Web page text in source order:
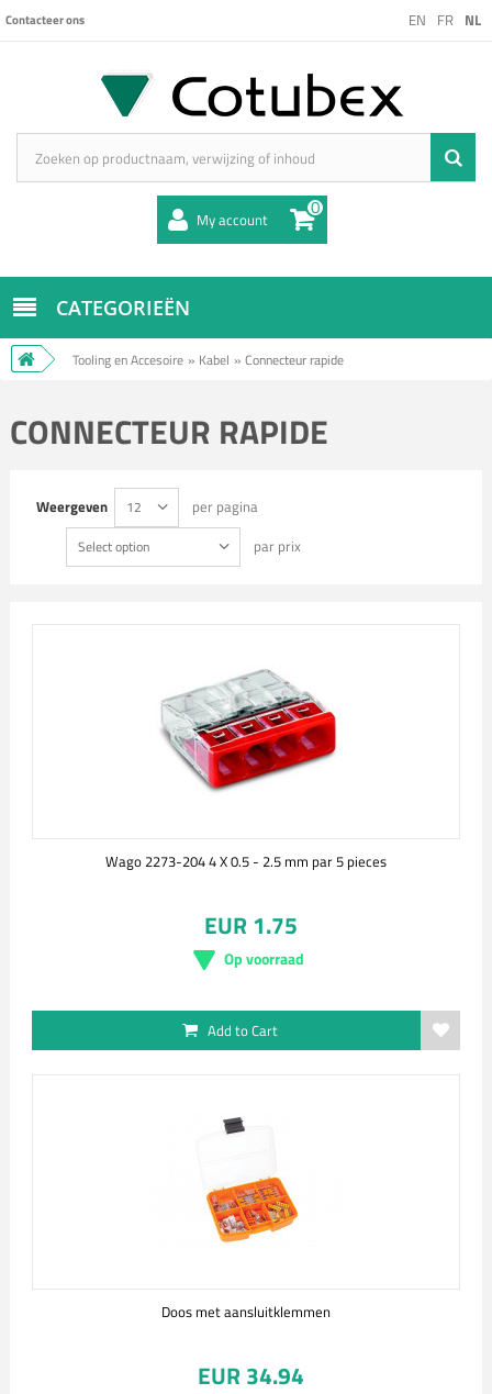
EN FR NL
Contacteer ons
My account 0
CATEGORIEËN
Tooling en Accesoire » Kabel » Connecteur rapide
CONNECTEUR RAPIDE
Weergeven 12 per pagina
Select option par prix
Wago 2273-204 4 X 0.5 - 2.5 mm par 5 pieces
EUR 1.75
Op voorraad
Add to Cart
Doos met aansluitklemmen
EUR 34.94